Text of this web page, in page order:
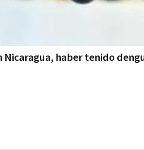
Nicaragua, haber tenido